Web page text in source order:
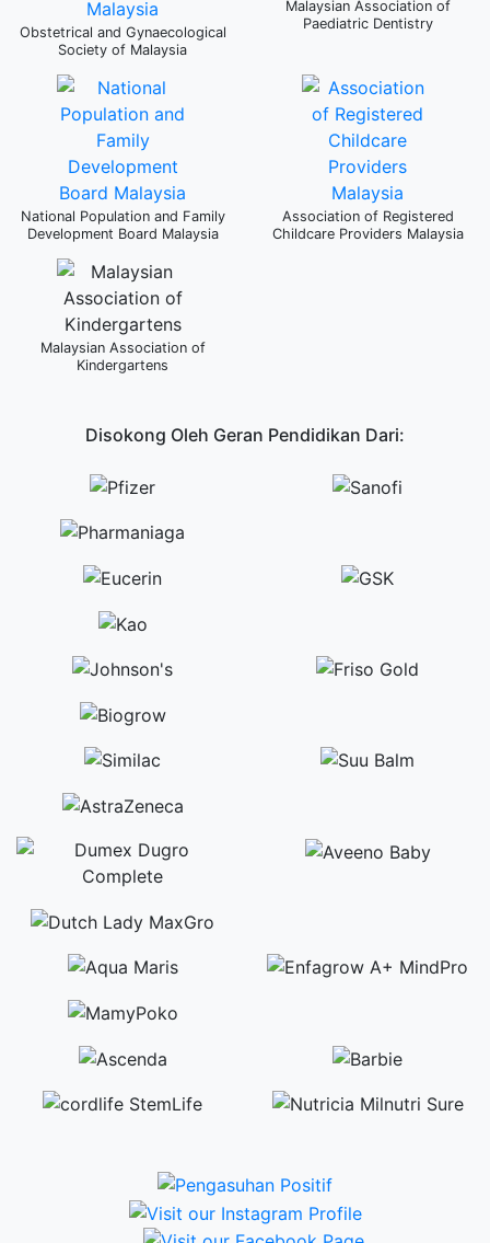
Obstetrical and Gynaecological
Society of Malaysia
Malaysian Association of
Paediatric Dentistry
National Population and Family
Development Board Malaysia
Association of Registered
Childcare Providers Malaysia
Malaysian Association of
Kindergartens
Disokong Oleh Geran Pendidikan Dari: